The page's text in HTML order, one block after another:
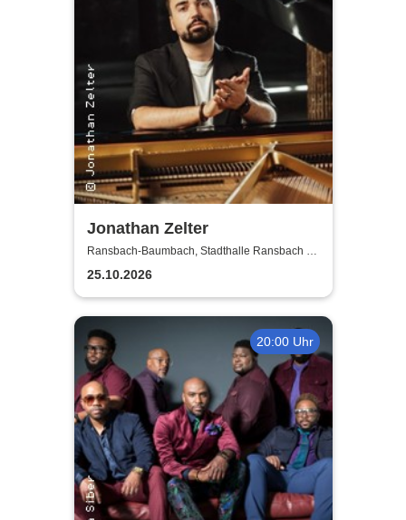
Jonathan Zelter
Ransbach-Baumbach, Stadthalle Ransbach -
Baumbach
25.10.2026
20:00 Uhr